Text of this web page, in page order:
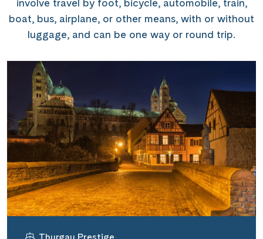
boat, bus, airplane, or other means, with or without
luggage, and can be one way or round trip.
Thurgau Prestige